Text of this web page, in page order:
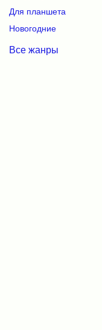
Для планшета
Новогодние
Все жанры